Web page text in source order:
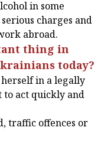
in some
charges and
abroad.
thing in
today?
in a legally
act quickly and
traffic offences or